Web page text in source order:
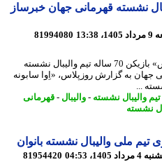
نشسته قهرمانی جهان خبرساز
81994080
به گزارش روزپلاس، «اِوا سابونه سیپوش» بازیکن 70 ساله تیم والیبال نشسته
به گزارش روزپلاس، «اِوا سابونه
والیبال نشسته-والیبال-قهرمانی
ملی والیبال نشسته بانوان
81954420